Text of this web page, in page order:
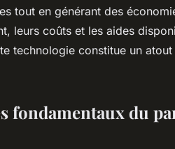
tout en générant des
leurs coûts et les aides
technologie constitue un
du